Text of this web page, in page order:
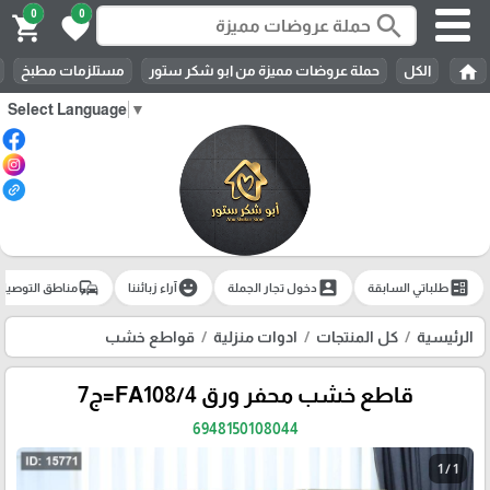
Select Language ▼
search
0
favorite
0
shopping_cart
home الكل حملة عروضات مميزة من ابو شكر ستور مستلزمات مطبخ
ballotطلباتي السابقة account_boxدخول تجار الجملة emoji_emotionsآراء زبائننا commuteمناطق
الرئيسية كل المنتجات ادوات منزلية قواطع خشب
قاطع خشب محفر ورق FA108/4=ج7
6948150108044
1 / 1